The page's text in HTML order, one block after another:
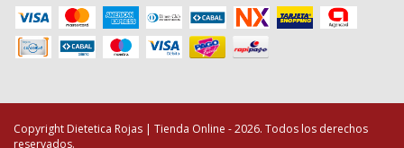
Copyright Dietetica Rojas | Tienda Online - 2026. Todos los derechos
reservados.